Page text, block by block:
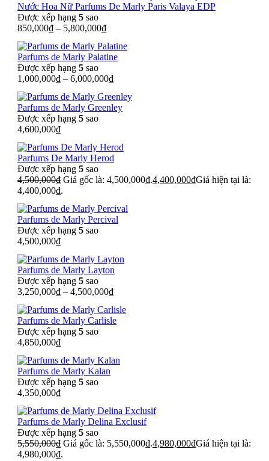
Nước Hoa Nữ Parfums De Marly Paris Valaya EDP
Được xếp hạng 5 sao
850,000₫ – 5,800,000₫
Parfums de Marly Palatine
Được xếp hạng 5 sao
1,000,000₫ – 6,000,000₫
Parfums de Marly Greenley
Được xếp hạng 5 sao
4,600,000₫
Parfums De Marly Herod
Được xếp hạng 5 sao
4,500,000₫ Giá gốc là: 4,500,000₫.4,400,000₫Giá hiện tại là:
4,400,000₫.
Parfums de Marly Percival
Được xếp hạng 5 sao
4,500,000₫
Parfums de Marly Layton
Được xếp hạng 5 sao
3,250,000₫ – 4,500,000₫
Parfums de Marly Carlisle
Được xếp hạng 5 sao
4,850,000₫
Parfums de Marly Kalan
Được xếp hạng 5 sao
4,350,000₫
Parfums de Marly Delina Exclusif
Được xếp hạng 5 sao
5,550,000₫ Giá gốc là: 5,550,000₫.4,980,000₫Giá hiện tại là:
4,980,000₫.